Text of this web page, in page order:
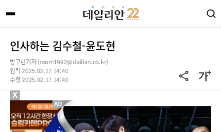
인사하는 김수철-윤도현
방규현기자 (room1992@dailian.co.kr)
입력 2025.02.17 14:40
수정 2025.02.17 14:40
X